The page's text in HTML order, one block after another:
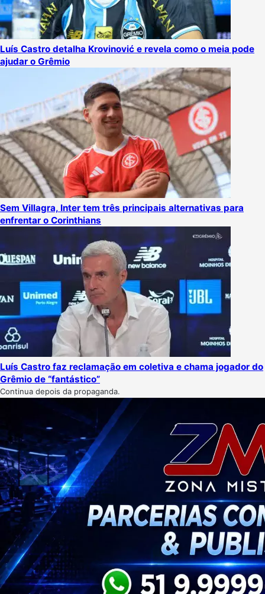
Luís Castro detalha Krovinović e revela como o meia pode
ajudar o Grêmio
Sem Villagra, Inter tem três principais alternativas para
enfrentar o Corinthians
Luís Castro faz reclamação em coletiva e chama jogador do
Grêmio de “fantástico”
Continua depois da propaganda.